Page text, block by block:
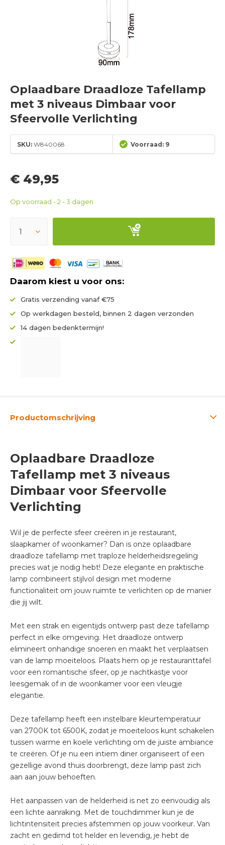
Oplaadbare Draadloze Tafellamp
met 3 niveaus Dimbaar voor
Sfeervolle Verlichting
SKU: W840068 Voorraad: 9
€ 49,95
Op voorraad - 2 - 3 dagen
Daarom kiest u voor ons:
Gratis verzending vanaf €75
Op werkdagen besteld, binnen 2 dagen verzonden
14 dagen bedenktermijn!
Productomschrijving
Oplaadbare Draadloze
Tafellamp met 3 niveaus
Dimbaar voor Sfeervolle
Verlichting
Wil je de perfecte sfeer creëren in je restaurant,
slaapkamer of woonkamer? Dan is onze oplaadbare
draadloze tafellamp met traploze helderheidsregeling
precies wat je nodig hebt! Deze elegante en praktische
lamp combineert stijlvol design met moderne
functionaliteit om jouw ruimte te verlichten op de manier
die jij wilt.
Met een strak en eigentijds ontwerp past deze tafellamp
perfect in elke omgeving. Het draadloze ontwerp
elimineert onhandige snoeren en maakt het verplaatsen
van de lamp moeiteloos. Plaats hem op je restauranttafel
voor een romantische sfeer, op je nachtkastje voor
leesgemak of in de woonkamer voor een vleugje
elegantie.
Deze tafellamp heeft een instelbare kleurtemperatuur
van 2700K tot 6500K, zodat je moeiteloos kunt schakelen
tussen warme en koele verlichting om de juiste ambiance
te creëren. Of je nu een intiem diner organiseert of een
gezellige avond thuis doorbrengt, deze lamp past zich
aan aan jouw behoeften.
Het aanpassen van de helderheid is net zo eenvoudig als
een lichte aanraking. Met de touchdimmer kun je de
lichtintensiteit precies afstemmen op jouw voorkeur. Van
zacht en gedimd tot helder en levendig, je hebt de